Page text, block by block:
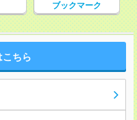
ブックマーク
こちら